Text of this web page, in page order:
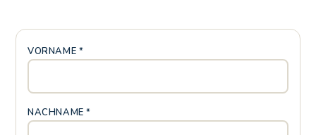
VORNAME *
NACHNAME *